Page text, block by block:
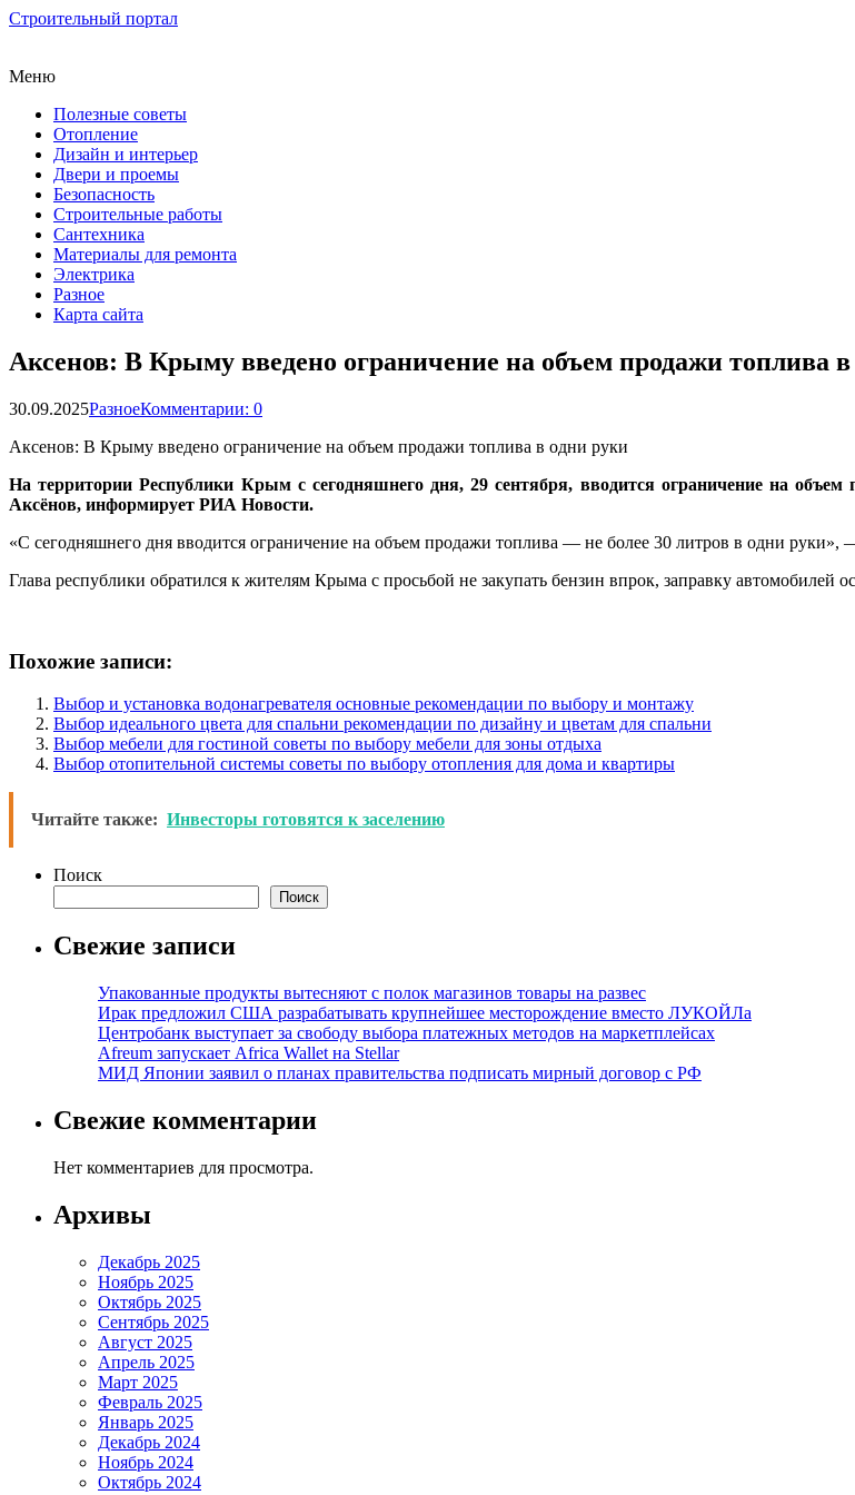
Строительный портал
Меню
Полезные советы
Отопление
Дизайн и интерьер
Двери и проемы
Безопасность
Строительные работы
Сантехника
Материалы для ремонта
Электрика
Разное
Карта сайта
Аксенов: В Крыму введено ограничение на объем продажи топлива
30.09.2025РазноеКомментарии: 0
Аксенов: В Крыму введено ограничение на объем продажи топлива в одни руки
На территории Республики Крым с сегодняшнего дня, 29 сентября, вводится ограничение на
Аксёнов, информирует РИА Новости.
«С сегодняшнего дня вводится ограничение на объем продажи топлива — не более 30 литров в одни руки»,
Глава республики обратился к жителям Крыма с просьбой не закупать бензин впрок, заправку автомобилей
Похожие записи:
Выбор и установка водонагревателя основные рекомендации по выбору и монтажу
Выбор идеального цвета для спальни рекомендации по дизайну и цветам для спальни
Выбор мебели для гостиной советы по выбору мебели для зоны отдыха
Выбор отопительной системы советы по выбору отопления для дома и квартиры
Читайте также: Инвесторы готовятся к заселению
Поиск
Поиск
Свежие записи
Упакованные продукты вытесняют с полок магазинов товары на развес
Ирак предложил США разрабатывать крупнейшее месторождение вместо ЛУКОЙЛа
Центробанк выступает за свободу выбора платежных методов на маркетплейсах
Afreum запускает Africa Wallet на Stellar
МИД Японии заявил о планах правительства подписать мирный договор с РФ
Свежие комментарии
Нет комментариев для просмотра.
Архивы
Декабрь 2025
Ноябрь 2025
Октябрь 2025
Сентябрь 2025
Август 2025
Апрель 2025
Март 2025
Февраль 2025
Январь 2025
Декабрь 2024
Ноябрь 2024
Октябрь 2024